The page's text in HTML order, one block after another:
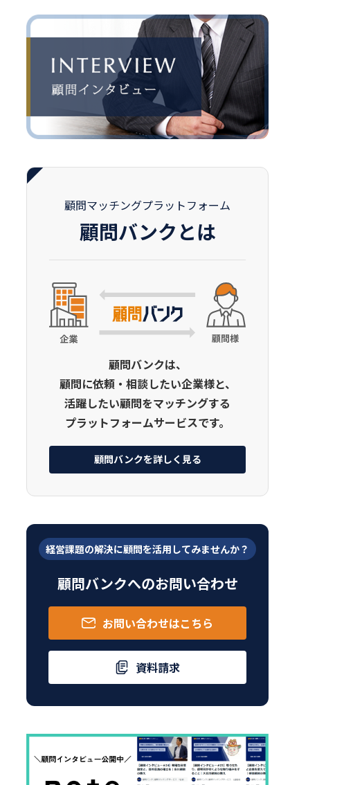
顧問マッチングプラットフォーム
顧問バンクとは
顧問バンクは、
顧問に依頼・相談したい企業様と、
活躍したい顧問をマッチングする
プラットフォームサービスです。
顧問バンクを詳しく見る
経営課題の解決に顧問を活用してみませんか？
顧問バンクへのお問い合わせ
お問い合わせはこちら
資料請求